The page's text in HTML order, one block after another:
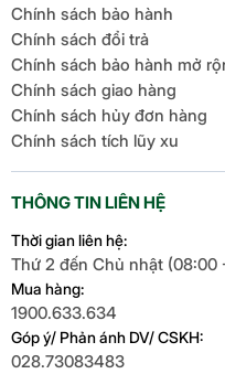
Chính sách bảo hành
Chính sách đổi trả
Chính sách bảo hành mở
Chính sách giao hàng
Chính sách hủy đơn hàng
Chính sách tích lũy xu
THÔNG TIN LIÊN HỆ
Thời gian liên hệ:
Thứ 2 đến Chủ nhật (08:00
Mua hàng:
1900.633.634
Góp ý/ Phản ánh DV/ CSKH:
028.73083483